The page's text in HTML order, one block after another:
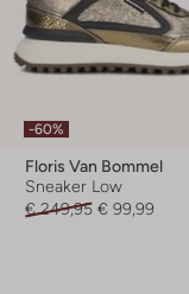
-60%
Floris Van Bommel
Sneaker Low
€ 249,95 € 99,99